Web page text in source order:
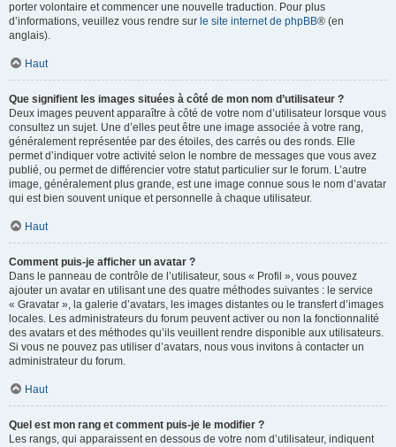
porter volontaire et commencer une nouvelle traduction. Pour plus
d’informations, veuillez vous rendre sur le site internet de phpBB® (en
anglais).
Haut
Que signifient les images situées à côté de mon nom d’utilisateur ?
Deux images peuvent apparaître à côté de votre nom d’utilisateur lorsque vous
consultez un sujet. Une d’elles peut être une image associée à votre rang,
généralement représentée par des étoiles, des carrés ou des ronds. Elle
permet d’indiquer votre activité selon le nombre de messages que vous avez
publié, ou permet de différencier votre statut particulier sur le forum. L’autre
image, généralement plus grande, est une image connue sous le nom d’avatar
qui est bien souvent unique et personnelle à chaque utilisateur.
Haut
Comment puis-je afficher un avatar ?
Dans le panneau de contrôle de l’utilisateur, sous « Profil », vous pouvez
ajouter un avatar en utilisant une des quatre méthodes suivantes : le service
« Gravatar », la galerie d’avatars, les images distantes ou le transfert d’images
locales. Les administrateurs du forum peuvent activer ou non la fonctionnalité
des avatars et des méthodes qu’ils veuillent rendre disponible aux utilisateurs.
Si vous ne pouvez pas utiliser d’avatars, nous vous invitons à contacter un
administrateur du forum.
Haut
Quel est mon rang et comment puis-je le modifier ?
Les rangs, qui apparaissent en dessous de votre nom d’utilisateur, indiquent